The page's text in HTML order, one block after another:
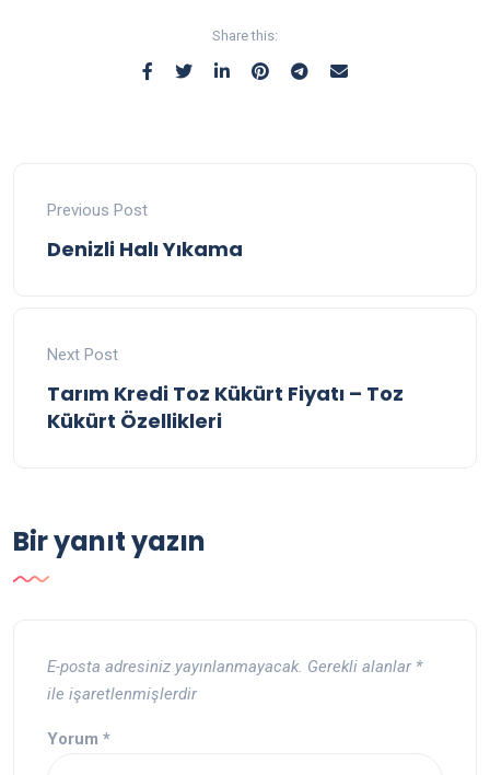
Share this:
Previous Post
Denizli Halı Yıkama
Next Post
Tarım Kredi Toz Kükürt Fiyatı – Toz
Kükürt Özellikleri
Bir yanıt yazın
E-posta adresiniz yayınlanmayacak. Gerekli alanlar *
ile işaretlenmişlerdir
Yorum *